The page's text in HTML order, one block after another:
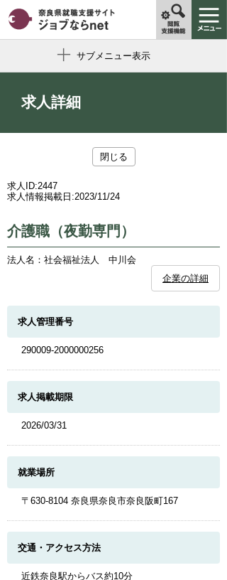
サブメニュー表示
求人詳細
閉じる
求人ID:2447
求人情報掲載日:2023/11/24
介護職（夜勤専門）
法人名：社会福祉法人 中川会
企業の詳細
求人管理番号
290009-2000000256
求人掲載期限
2026/03/31
就業場所
〒630-8104 奈良県奈良市奈良阪町167
交通・アクセス方法
近鉄奈良駅からバス約10分